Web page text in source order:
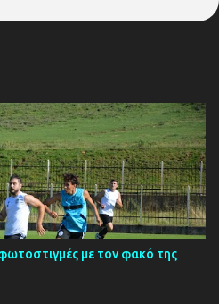
με τον φακό της